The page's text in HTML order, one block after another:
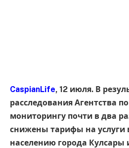
CaspianLife, 12 июля. В
расследования Агентства
мониторингу почти в два
снижены тарифы на услуги
населению города Кулсары